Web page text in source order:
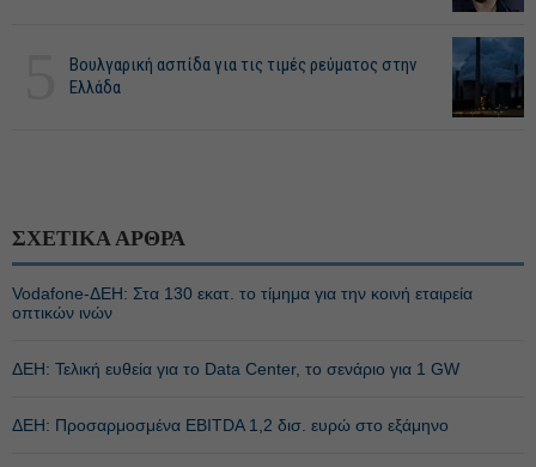
Βουλγαρική ασπίδα για τις τιμές ρεύματος στην
Ελλάδα
ΣΧΕΤΙΚΑ ΑΡΘΡΑ
Vodafone-ΔΕΗ: Στα 130 εκατ. το τίμημα για την κοινή εταιρεία
οπτικών ινών
ΔΕΗ: Τελική ευθεία για το Data Center, το σενάριο για 1 GW
ΔΕΗ: Προσαρμοσμένα EBITDA 1,2 δισ. ευρώ στο εξάμηνο